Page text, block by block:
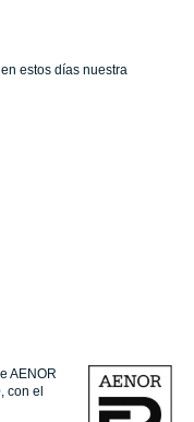
en estos días nuestra
AENOR
, con el